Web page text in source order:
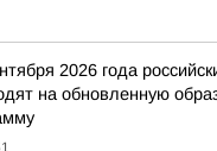
2026 года
на обновленную